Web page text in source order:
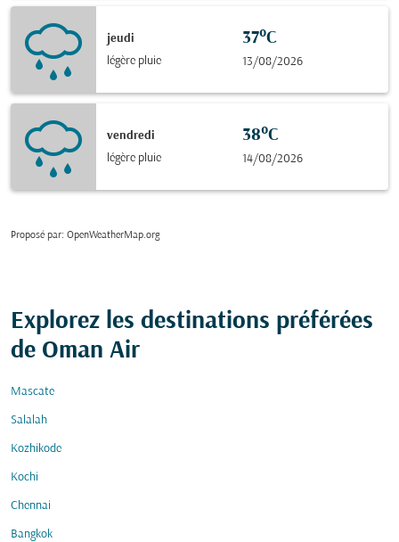
jeudi
légère pluie
37°C
13/08/2026
vendredi
légère pluie
38°C
14/08/2026
Proposé par: OpenWeatherMap.org
Explorez les destinations préférées
de Oman Air
Mascate
Salalah
Kozhikode
Kochi
Chennai
Bangkok